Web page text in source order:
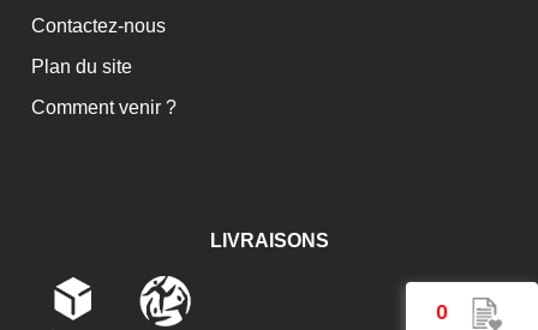
0
Contactez-nous
Plan du site
Comment venir ?
LIVRAISONS